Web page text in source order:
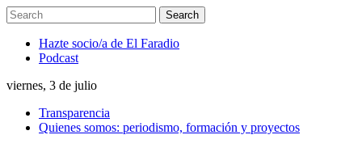
Hazte socio/a de El Faradio
Podcast
viernes, 3 de julio
Transparencia
Quienes somos: periodismo, formación y proyectos